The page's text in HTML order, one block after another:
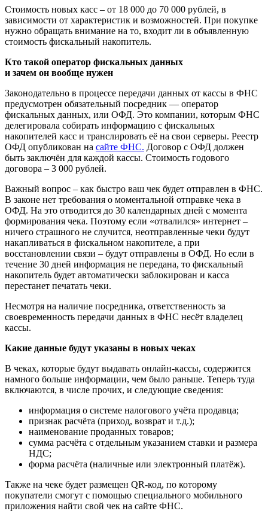
Стоимость новых касс – от 18 000 до 70 000 рублей, в
зависимости от характеристик и возможностей. При покупке
нужно обращать внимание на то, входит ли в объявленную
стоимость фискальный накопитель.
Кто такой оператор фискальных данных
и зачем он вообще нужен
Законодательно в процессе передачи данных от кассы в ФНС
предусмотрен обязательный посредник — оператор
фискальных данных, или ОФД. Это компании, которым ФНС
делегировала собирать информацию с фискальных
накопителей касс и транслировать её на свои серверы. Реестр
ОФД опубликован на сайте ФНС. Договор с ОФД должен
быть заключён для каждой кассы. Стоимость годового
договора – 3 000 рублей.
Важный вопрос – как быстро ваш чек будет отправлен в ФНС.
В законе нет требования о моментальной отправке чека в
ОФД. На это отводится до 30 календарных дней с момента
формирования чека. Поэтому если «отвалился» интернет –
ничего страшного не случится, неотправленные чеки будут
накапливаться в фискальном накопителе, а при
восстановлении связи – будут отправлены в ОФД. Но если в
течение 30 дней информация не передана, то фискальный
накопитель будет автоматически заблокирован и касса
перестанет печатать чеки.
Несмотря на наличие посредника, ответственность за
своевременность передачи данных в ФНС несёт владелец
кассы.
Какие данные будут указаны в новых чеках
В чеках, которые будут выдавать онлайн-кассы, содержится
намного больше информации, чем было раньше. Теперь туда
включаются, в числе прочих, и следующие сведения:
информация о системе налогового учёта продавца;
признак расчёта (приход, возврат и т.д.);
наименование проданных товаров;
сумма расчёта с отдельным указанием ставки и размера
НДС;
форма расчёта (наличные или электронный платёж).
Также на чеке будет размещен QR-код, по которому
покупатели смогут с помощью специального мобильного
приложения найти свой чек на сайте ФНС.